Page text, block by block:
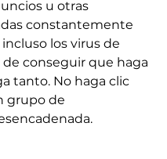
u otras
constantemente
los virus de
conseguir que haga
tanto. No haga clic
grupo de